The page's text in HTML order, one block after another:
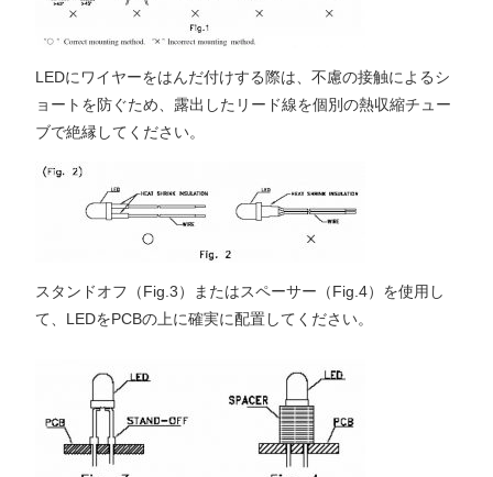
LEDにワイヤーをはんだ付けする際は、不慮の接触によるシ
ョートを防ぐため、露出したリード線を個別の熱収縮チュー
ブで絶縁してください。
スタンドオフ（Fig.3）またはスペーサー（Fig.4）を使用し
て、LEDをPCBの上に確実に配置してください。